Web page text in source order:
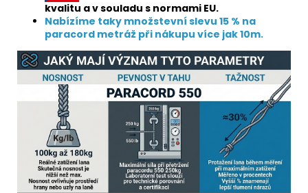
kvalitu a v souladu s normami EU.
Nabízíme taky množstevní slevu 15 % na
paracord metráž při nákupu více jak 10m.